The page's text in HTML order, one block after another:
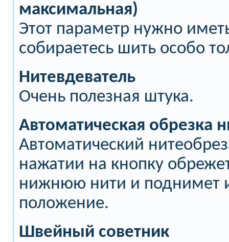
максимальная)
Этот параметр нужно
собираетесь шить особо
Нитевдеватель
Очень полезная штука.
Автоматическая обрезка
Автоматический
нажатии на кнопку
нижнюю нити и поднимет
положение.
Швейный советник